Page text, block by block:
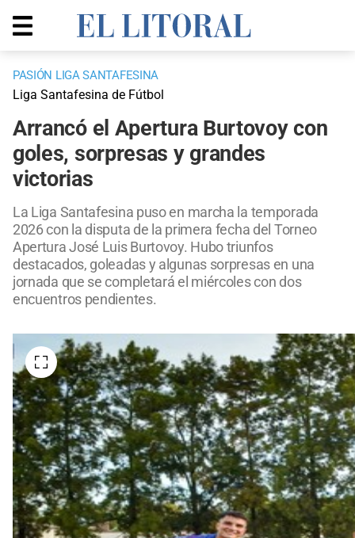
PASIÓN LIGA SANTAFESINA
Liga Santafesina de Fútbol
Arrancó el Apertura Burtovoy con
goles, sorpresas y grandes
victorias
La Liga Santafesina puso en marcha la temporada
2026 con la disputa de la primera fecha del Torneo
Apertura José Luis Burtovoy. Hubo triunfos
destacados, goleadas y algunas sorpresas en una
jornada que se completará el miércoles con dos
encuentros pendientes.